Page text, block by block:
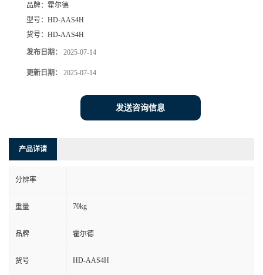
品牌： 霍尔德
型号： HD-AAS4H
货号： HD-AAS4H
发布日期： 2025-07-14
更新日期： 2025-07-14
发送咨询信息
产品详请
分辨率
重量 70kg
品牌 霍尔德
货号 HD-AAS4H